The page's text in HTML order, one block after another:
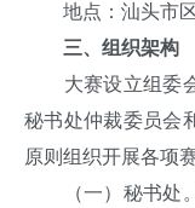
地点：汕头市
三、组织架构
大赛设立组委会
秘书处仲裁委员会
原则组织开展各项
（一）秘书处。